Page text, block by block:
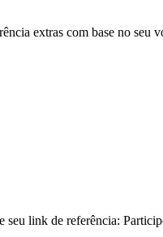
extras com base no seu
link de referência: